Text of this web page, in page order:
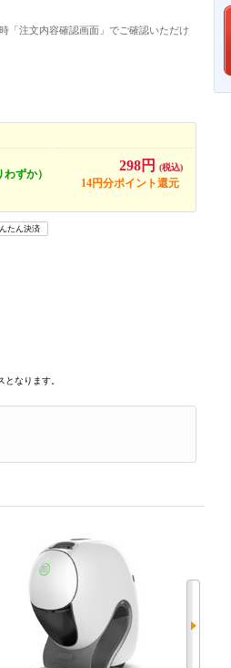
「注文内容確認画面」でご確認いただけ
ずか）
298円 (税込)
14円分ポイント還元
たん決済
なります。